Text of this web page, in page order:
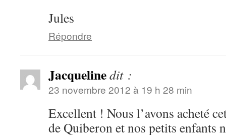
Jules
Répondre
Jacquelinedit :
23 novembre 2012 à 19 h 28 min
Excellent ! Nous l’avons acheté
de Quiberon et nos petits enfants